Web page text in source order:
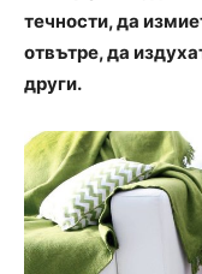
течности, да
отвътре, да
други.